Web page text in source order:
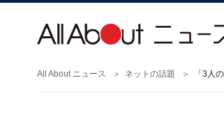
All About ニュース ネットの話題 「3人